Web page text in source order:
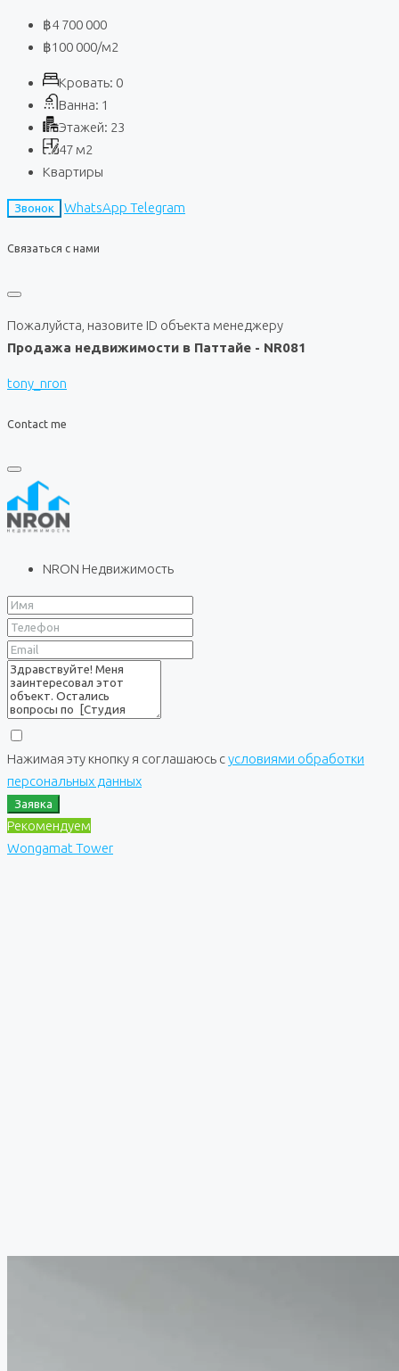
฿4 700 000
฿100 000/м2
Кровать: 0
Ванна: 1
Этажей: 23
47 м2
Квартиры
Звонок WhatsApp Telegram
Связаться с нами
Пожалуйста, назовите ID объекта менеджеру
Продажа недвижимости в Паттайе - NR081
tony_nron
Contact me
NRON Недвижимость
Нажимая эту кнопку я соглашаюсь сусловиями обработки
персональных данных
Заявка
Рекомендуем
Wongamat Tower